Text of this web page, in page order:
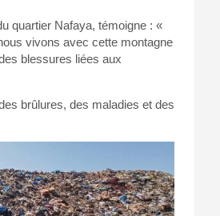
quartier Nafaya, témoigne : «
vivons avec cette montagne
blessures liées aux
brûlures, des maladies et des